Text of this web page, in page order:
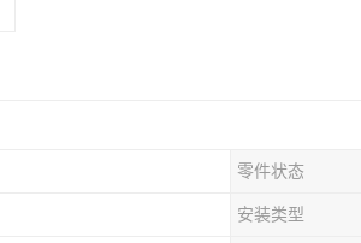
零件状态
安装类型